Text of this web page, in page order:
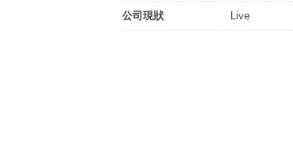
公司現狀 Live